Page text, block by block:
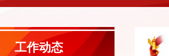
工作动态